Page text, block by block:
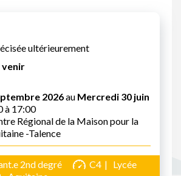
ultérieurement
venir
2026au Mercredi 30 juin
à 17:00
Régional de la Maison pour la
-Talence
2nd degré C4
Lycée